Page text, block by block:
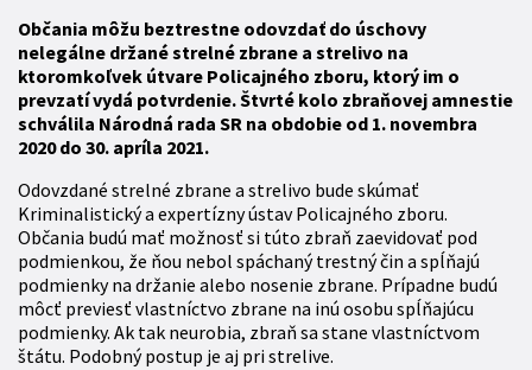
Občania môžu beztrestne odovzdať do úschovy
nelegálne držané strelné zbrane a strelivo na
ktoromkoľvek útvare Policajného zboru, ktorý im o
prevzatí vydá potvrdenie. Štvrté kolo zbraňovej amnestie
schválila Národná rada SR na obdobie od 1. novembra
2020 do 30. apríla 2021.
Odovzdané strelné zbrane a strelivo bude skúmať
Kriminalistický a expertízny ústav Policajného zboru.
Občania budú mať možnosť si túto zbraň zaevidovať pod
podmienkou, že ňou nebol spáchaný trestný čin a spĺňajú
podmienky na držanie alebo nosenie zbrane. Prípadne budú
môcť previesť vlastníctvo zbrane na inú osobu spĺňajúcu
podmienky. Ak tak neurobia, zbraň sa stane vlastníctvom
štátu. Podobný postup je aj pri strelive.